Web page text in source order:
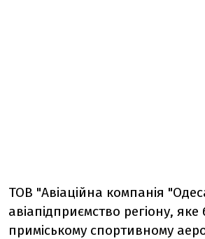
ТОВ "Авіаційна компанія
авіапідприємство регіону, яке
приміському спортивному